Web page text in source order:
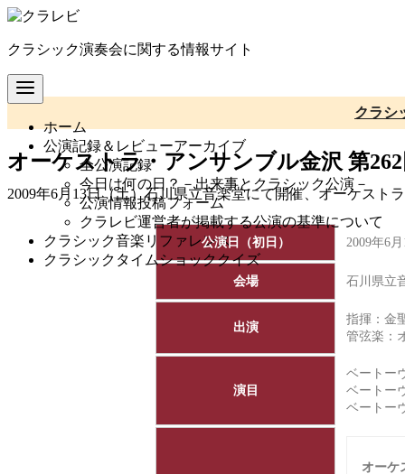
コ
テ
ン
ツ
移
クラシック演奏会に関する情報サイト
ホーム
公演記録＆レビューアーカイブ
全公演記録
今日は何の日？－出来事とクラシック公演－
公演情報投稿フォーム
クラレビ運営者が掲載する公演の基準について
クラシック音楽リファレンス
クラシックタイムショッククイズ
クラシ
オーケストラ・アンサンブル金沢 第
2009年6月13日（土）石川県立音楽堂にて開催、オーケスト
公演日（初日） 2009年6月
会場 石川県立
出演
指揮：金
管弦楽：
演目
ベートー
ベートー
ベートー
オーケ